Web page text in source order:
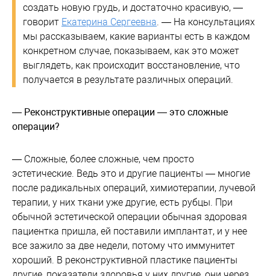
создать новую грудь, и достаточно красивую, —
говорит Екатерина Сергеевна. — На консультациях
мы рассказываем, какие варианты есть в каждом
конкретном случае, показываем, как это может
выглядеть, как происходит восстановление, что
получается в результате различных операций.
— Реконструктивные операции — это сложные
операции?
— Сложные, более сложные, чем просто
эстетические. Ведь это и другие пациенты — многие
после радикальных операций, химиотерапии, лучевой
терапии, у них ткани уже другие, есть рубцы. При
обычной эстетической операции обычная здоровая
пациентка пришла, ей поставили имплантат, и у нее
все зажило за две недели, потому что иммунитет
хороший. В реконструктивной пластике пациенты